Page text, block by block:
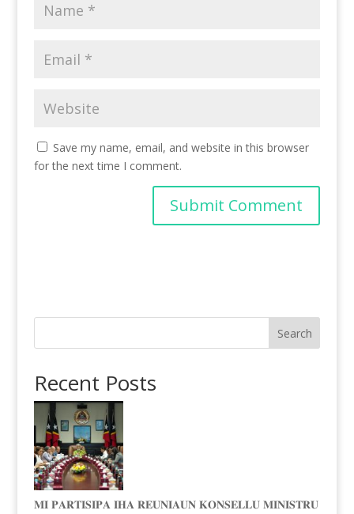
Save my name, email, and website in this browser
for the next time I comment.
Search
Recent Posts
𝐌𝐈 𝐏𝐀𝐑𝐓𝐈𝐒𝐈𝐏𝐀 𝐈𝐇𝐀 𝐑𝐄𝐔𝐍𝐈𝐀𝐔𝐍 𝐊𝐎𝐍𝐒𝐄𝐋𝐋𝐔 𝐌𝐈𝐍𝐈𝐒𝐓𝐑𝐔